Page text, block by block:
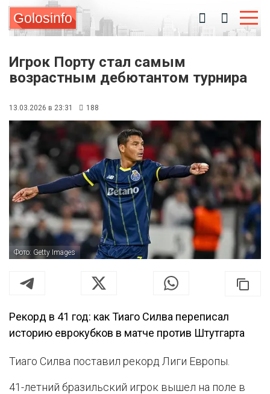
Golosinfo
Игрок Порту стал самым
возрастным дебютантом турнира
13.03.2026 в 23:31 188
Фото: Getty Images
Рекорд в 41 год: как Тиаго Силва переписал
историю еврокубков в матче против Штутгарта
Тиаго Силва поставил рекорд Лиги Европы.
41-летний бразильский игрок вышел на поле в